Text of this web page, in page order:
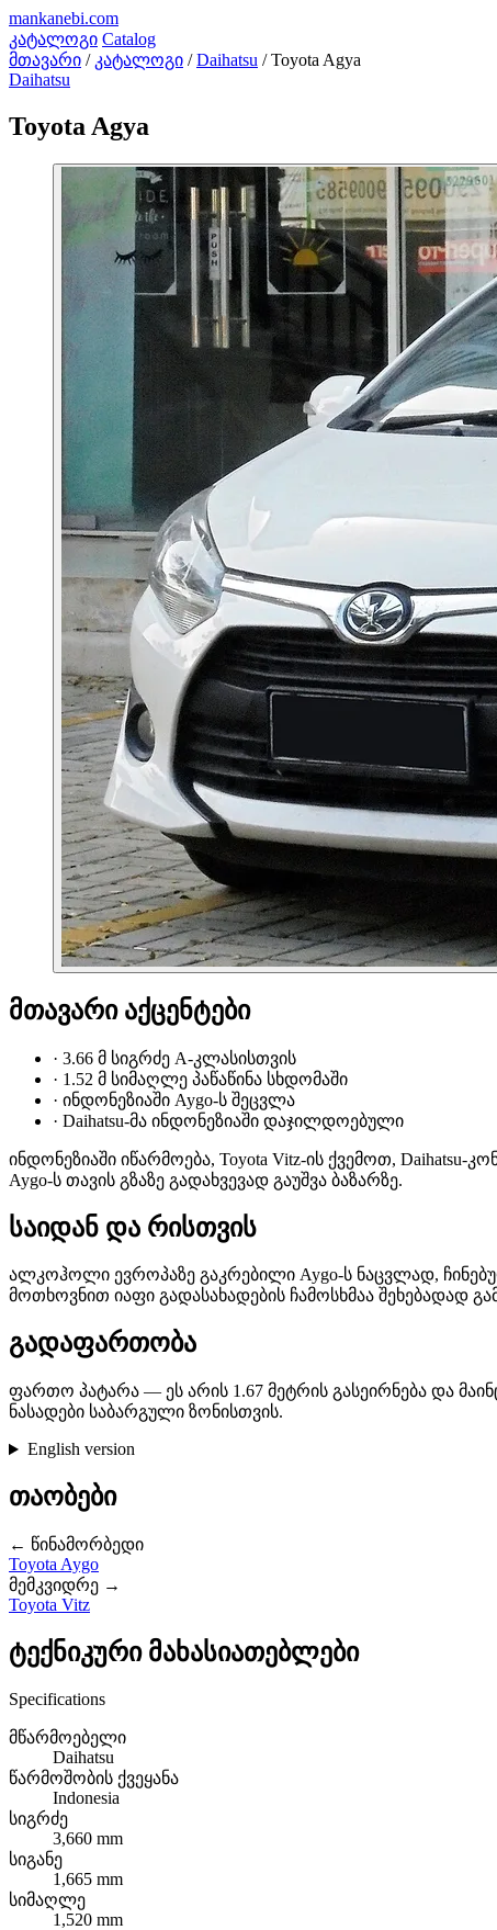
mankanebi.com
კატალოგი Catalog
მთავარი / კატალოგი / Daihatsu / Toyota Agya
Daihatsu
Toyota Agya
მთავარი აქცენტები
· 3.66 მ სიგრძე A-კლასისთვის
· 1.52 მ სიმაღლე პაწაწინა სხდომაში
· ინდონეზიაში Aygo-ს შეცვლა
· Daihatsu-მა ინდონეზიაში დაჯილდოებული
ინდონეზიაში იწარმოება, Toyota Vitz-ის ქვემოთ, Daihatsu-
Aygo-ს თავის გზაზე გადახვევად გაუშვა ბაზარზე.
საიდან და რისთვის
ალკოჰოლი ევროპაზე გაკრებილი Aygo-ს ნაცვლად,
მოთხოვნით იაფი გადასახადების ჩამოსხმაა შეხებადად
გადა­ფართო­­ბა
ფართო პატარა — ეს არის 1.67 მეტრის გასეირნება და
ნასადები საბარგული ზონისთვის.
English version
თაობები
← წინამორბედი
Toyota Aygo
მემკვიდრე →
Toyota Vitz
ტექნიკური მახასიათებლები
Specifications
მწარმოებელი
Daihatsu
წარმოშობის ქვეყანა
Indonesia
სიგრძე
3,660 mm
სიგანე
1,665 mm
სიმაღლე
1,520 mm